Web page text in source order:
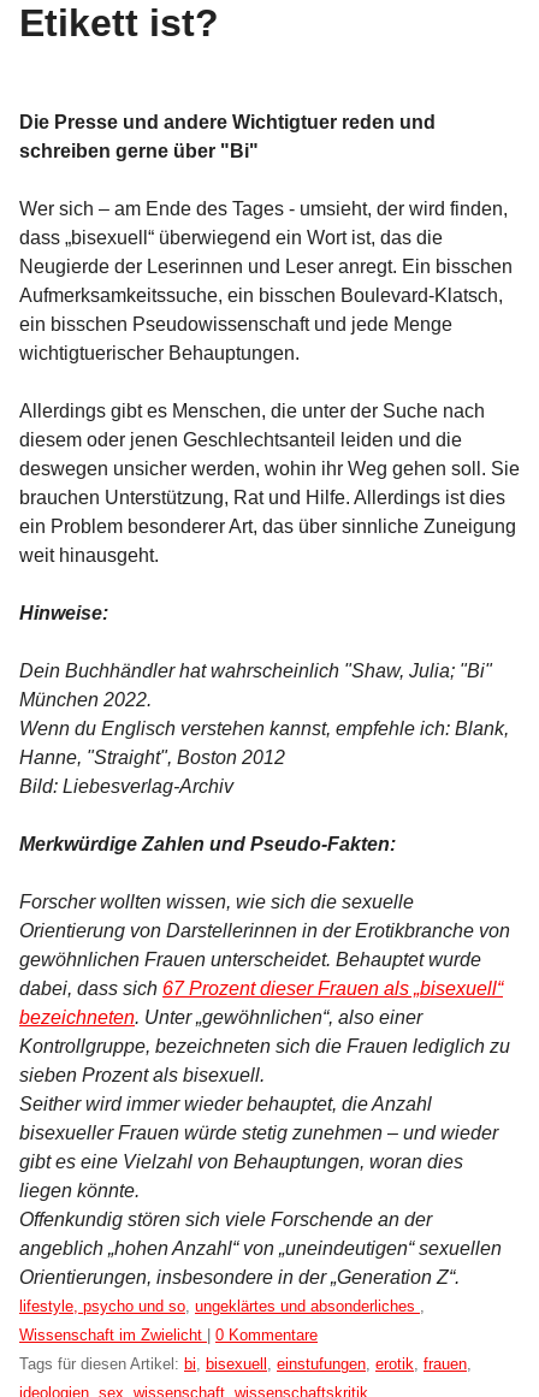
Etikett ist?
Die Presse und andere Wichtigtuer reden und
schreiben gerne über "Bi"
Wer sich – am Ende des Tages - umsieht, der wird finden,
dass „bisexuell“ überwiegend ein Wort ist, das die
Neugierde der Leserinnen und Leser anregt. Ein bisschen
Aufmerksamkeitssuche, ein bisschen Boulevard-Klatsch,
ein bisschen Pseudowissenschaft und jede Menge
wichtigtuerischer Behauptungen.
Allerdings gibt es Menschen, die unter der Suche nach
diesem oder jenen Geschlechtsanteil leiden und die
deswegen unsicher werden, wohin ihr Weg gehen soll. Sie
brauchen Unterstützung, Rat und Hilfe. Allerdings ist dies
ein Problem besonderer Art, das über sinnliche Zuneigung
weit hinausgeht.
Hinweise:
Dein Buchhändler hat wahrscheinlich "Shaw, Julia; "Bi"
München 2022.
Wenn du Englisch verstehen kannst, empfehle ich: Blank,
Hanne, "Straight", Boston 2012
Bild: Liebesverlag-Archiv
Merkwürdige Zahlen und Pseudo-Fakten:
Forscher wollten wissen, wie sich die sexuelle
Orientierung von Darstellerinnen in der Erotikbranche von
gewöhnlichen Frauen unterscheidet. Behauptet wurde
dabei, dass sich 67 Prozent dieser Frauen als „bisexuell“
bezeichneten. Unter „gewöhnlichen“, also einer
Kontrollgruppe, bezeichneten sich die Frauen lediglich zu
sieben Prozent als bisexuell.
Seither wird immer wieder behauptet, die Anzahl
bisexueller Frauen würde stetig zunehmen – und wieder
gibt es eine Vielzahl von Behauptungen, woran dies
liegen könnte.
Offenkundig stören sich viele Forschende an der
angeblich „hohen Anzahl“ von „uneindeutigen“ sexuellen
Orientierungen, insbesondere in der „Generation Z“.
Kategorien:
lifestyle, psycho und so ungeklärtes und absonderliches
Wissenschaft im Zwielicht
0 Kommentare
Tags für diesen Artikel: bi bisexuell einstufungen erotik frauen
ideologien sex wissenschaft wissenschaftskritik